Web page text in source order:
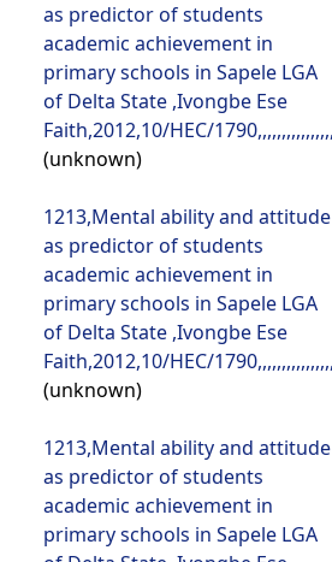
(unknown)
1213,Mental ability and attitude as predictor of students academic achievement in primary schools in Sapele LGA of Delta State ,Ivongbe Ese Faith,2012,10/HEC/1790,,,,,,,,,,,,,,,,,,,,,,,,,,,,,,,,,,,,,,,,,,,,,,,,,,,,,,,,,,,,,,,,,,,,,,,,,,,,,,,,,,,,,,,,,,,,,,,,,,,,,,,,,,,,,,,,,,,,,,,,,,,,,,,,,,,,,,,,,,,,,,,,,,,,,,,,,,,,,,,,,,,,,,,,,,,,,,,,,,,,,,,,,,,,,,,,,,,,,,,,,,,,,,,,,,,,,,,,,,,,,,,,,,,,,,,,,,,,,,,,,,,,,,,,,,,,,,,,,,,,,,,,,,,,,,,,,,,,,,,,,,,,,,,,,,,,,,,,,,,,,,,,,,,,,,,,,,,,,,,,,,,,,,,,,,,,,,,,,,,,,,,,,,,,,,,,,,,,,,,,,,,,,,,,,,,,,,,,,,,,,,,,,,,,,,,,,,,,,,,,,,,,,,,,,,,,,,,,,,,,,,,,,,,,,,,,,,,,,,,,,,,,,,,,,,,,,,,,,,,,,,,,,,,,,,,,,,,,,,,,,,,,,,,,,,,,,,,,,,,,,,,,,,,,,,,,,,,,,,,,,,,,,,,,,,,,,,,,,,,,,,,,,,,,,,,,,,,,,,,,,,,,,,,,,,,,,,,,,,,,,,,,,,,,,,,,,,,,,,,,,,,,,,,,,,,,,,,,,,,,,,,,,,,,,,,,,,,,,,,,,,,,,,,,,,,,,,,,,,,,,,,,,,,,,,,,,,,,,,,,,,,,,,,,,,,,,,,,,,,,,,,,,,,,,,,,,,,,,,,,,,,,,,,,,,,,,,,,,,,,,,,,,,,,,,,,,,,,,,,,,,,,,,,,,,,,,,,,,,,,,,,,,,,,,,,,,,,,,,,,,,,,,,,,,,,,,,,,,,,,,,,,,,,,,,,,,,,,,,,,,,,,,,,,,,,,,,,,,,,,,,,,,,,,,,,,,,,,,,,,,,,,,,,,,,,,,,,,,,,,,,,,,,,,,,,,,,,,,,,,,,,,,,,,,,,,,,,,,,,,,,,,,,,,,,,,,,,,,,,,,,,,,,,,,,,,,,,,,,,,,,,,,,,,,,,,,,,,,,,,,,,,,,,,,,,,,,,,,,,,,,,,,,,,,,,,,,,,,,,,,,,,,,,,,,,,,,,,,,,,,,,,,,,,,,,,,,,,,,,,,,,,,,,,,,,,,,,,,,,,,,,,,,,,,,,,,,,,,,,,,,,,,,,,,,,,,,,,,,,,,,,,,,,,,,,,,,,,,,,,,,,,,,,,,,,,,,,,,,,,,,,,,,,,,,,,,,,,,,,,,,,,,,,,,,,,,,,,,,,,,,,,,,,,,,,,,,,,,,,,,,,,,,,,,,,,,,,,,,,,,,,,,,,,,,,,,,,,,,,,,,,,,,,,,,,,,,,,,,,,,,,,,,,,,,,,,,,,,,,,,,,,,,,,,,,,,,,,,,,,,,,,,,,,,,,,,,,,,,,,,,,,,,,,,,,,,,,,,,,,,,,,,,,,,,,,,,,,,,,,,,,,,,,,,,,,,,,,,,,,,,,,,,,,,,,,,,,,,,,,,,,,,,,,,,,,,,,,,,,,,,,,,,,,,,,,,,,,,,,,,,,,,,,,,,,,,,,,,,,,,,,,,,,,,,,,,,,,,,,,,,,,,,,,,,,,,,,,,,,,,,,,,,,,,,,,,,,,,,,,,,,,,,,,,,,,,,,,,,,,,,,,,,,,,,,,,,,,,,,,,,,,,,,,,,,,,,,,,,,,,,,,,,,,,,,,,,,,,,,,,,,,,,,,,,,,,,,,,,,,,,,,,,,,,,,,,,,,,,,,,,,,,,,,,,,,,,,,,,,,,,,,,,,,,,,,,,,,,,,,,,,,,,,,,,,,,,,,,,,,,,,,,,,,,,,,,,,,,,,,,,,,,,,,,,,,,,,,,,,,,,,,,,,,,,,,,,,,,,,,,,,,,,,,,,,,,,,,,,,,,,,,,,,,,,,,,,,,,,,,,,,,,,,,,,,,,,,,,,,,,,,,,,,,,,,,,,,,,,,,,,,,,,,,,,,,,,,,,,,,,,,,,,,,,,,,,,,,,,,,,,,,,,,,,,,,,,,,,,,,,,,,,,,,,,,,,,,,,,,,,,,,,,,,,,,,,,,,,,,,,,,,,,,,,,,,,,,,,,,,,,,,,,,,,,,,,,,,,,,,,,,,,,,,,,,,,,,,,,,,,,,,,,,,,,,,,,,,,,,,,,,,,,,,,,,,,,,,,,,,,,,,,,,,,,,,,,,,,,,,,,,,,,,,,,,,,,,,,,,,,,,,,,,,,,,,,,,,,,,,,,,,,,,,,,,,,,,,,,,,,,,,,,,,,,,,,,,,,,,,,,,,,,,,,,,,,,,,,,,,,,,,,,,,,,,,,,,,,,,,,,,,,,,,,,,,,,,,,,,,,,,,,,,,,,,,,,,,,,,,,,,,,,,,,,,,,,,,,,,,,,,,,,,,,,,,,,,,,,,,,,,,,,,,,,,,,,,,,,,,,,,,,,,,,,,,,,,,,,,,,,,,,,,,,,,,,,,,,,,,,,,,,,,,,,,,,,,,,,,,,,,,,,,,,,,,,,,,,,,,,,,,,,,,,,,,,,,,,,,,,,,,,,,,,,,,,,,,,,,,,,,,,,,,,,,,,,,,,,,,,,,,,,,,,,,,,,,,,,,,,,,,,,,,,,,,,,,,,,,,,,,,,,,,,,,,,,,,,,,,,,,,,,,,,,,,,,,,,,,,,,,,,,,,,,,,,,,,,,,,,,,,,,,,,,,,,,,,,,,,,,,,,,,,,,,,,,,,,,,,,,,,,,,,,,,,,,,,,,,,,,,,,,,,,,,,,,,,,,,,,,,,,,,,,,,,,,,,,,,,,,,,,,,,,,,,,,,,,,,,,,,,,,,,,,,,,,,,,,,,,,,,,,,,,,,,,,,,,,,,,,,,,,,,,,,,,,,,,,,,,,,,,,,,,,,,,,,,,,,,,,,,,,,,,,,,,,,,,,,,,,,,,,,,,,,,,,,,,,,,,,,,,,,,,,,,,,,,,,,,,,,,,,,,,,,,,,,,,,,,,,,,,,,,,,,,,,,,,,,,,,,,,,,,,,,,,,,,,,,,,,,,,,,,,,,,,,,,,,,,,,,,,,,,,,,,,,,,,,,,,,,,,,,,,,,,,,,,,,,,,,,,,,,,,,,,,,,,,,,,,,,,,,,,,,,,,,,,,,,,,,,,,,,,,,,,,,,,,,,,,,,,,,,,,,,,,,,,,,,,,,,,,,,,,,,,,,,,,,,,,,,,,,,,,,,,,,,,,,,,,,,,,,,,,,,,,,,,,,,,,,,,,,,,,,,,,,,,,,,,,,,,,,,,,,,,,,,,,,,,,,,,,,,,,,,,,,,,,,,,,,,,,,,,,,,,,,,,,,,,,,,,,,,,,,,,,,,,,,,,,,,,,,,,,,,,,,,,,,,,,,,,,,,,,,,,,,,,,,,,,,,,,,,,,,,,,,,,,,,,,,,,,,,,,,,,,,,,,,,,,,,,,,,,,,,,,,,,,,,,,,,,,,,,,,,,,,,,,,,,,,,,,,,,,,,,,,,,,,,,,,,,,,,,,,,,,,,,,,,,,,,,,,,,,,,,,,,,,,,,,,,,,,,,,,,,,,,,,,,,,,,,,,,,,,,,,,,,,,,,,,,,,,,,,,,,,,,,,,,,,,,,,,,,,,,,,,,,,,,,,,,,,,,,,,,,,,,,,,,,,,,,,,,,,,,,,,,,,,,,,,,,,,,,,,,,,,,,,,,,,,,,,,,,,,,,,,,,,,,,,,,,,,,,,,,,,,,,,,,,,,,,,,,,,,,,,,,,,,,,,,,,,,,,,,,,,,,,,,,,,,,,,,,,,,,,,,,,,,,,,,,,,,,,,,,,,,,,,,,,,,,,,,,,,,,,,,,,,,,,,,,,,,,,,,,,,,,,,,,,,,,,,,,,,,,,,,,,,,,,,,,,,,,,,,,,,,,,,,,,,,,,,,,,,,,,,,,,,,,,,,,,,,,,,,,,,,,,,,,,,,,,,,,,,,,,,,,,,,,,,,,,,,,,,,,,,,,,,,,,,,,,,,,,,,,,,,,,,,,,,,,,,,,,,,,,,,,,,,,,,,,,,,,,,,,,,,,,,,,,,,,,,,,,,,,,,,,,,,,,,,,,,,,,,,,,,,,,,,,,,,,,,,,,,,,,,,,,,,,,,,,,,,,,,,,,,,,,,,,,,,,,,,,,,,,,,,,,,,,,,,,,,,,,,,,,,,,,,,,,,,,,,,,,,,,,,,,,,,,,,,,,,,,,,,,,,,,,,,,,,,,,,,,,,,,,,,,,,,,,,,,,,,,,,,,,,,,,,,,,,,,,,,,,,,,,,,,,,,,,,,,,,,,,,,,,,,,,,,,,,,,,,,,,,,,,,,,,,,,,,,,,,,,,,,,,,,,,,,,,,,,,,,,,,,,,,,,,,,,,,,,,,,,,,,,,,,,,,,,,,,,,,,,,,,,,,,,,,,,,,,,,,,,,,,,,,,,,,,,,,,,,,,,,,,,,,,,,,,,,,,,,,,,,,,,,,,,,,,,,,,,,,,,,,,,,,,,,,,,,,,,,,,,,,,,,,,,,,,,,,,,,,,,,,,,,,,,,,,,,,,,,,,,,,,,,,,,,,,,,,,,,,,,,,,,,,,,,,,,,,,,,,,,,,,,,,,,,,,,,,,,,,,,,,,,,,,,,,,,,,,,,,,,,,,,,,,,,,,,,,,,,,,,,,,,,,,,,,,,,,,,,,,,,,,,,,,,,,,,,,,,,,,,,,,,,,,,,,,,,,,,,,,,,,,,,,,,,,,,,,,,,,,,,,,,,,,,,,,,,,,,,,,,,,,,,,,,,,,,,,,,,,,,,,,,,,,,,,,,,,,,,,,,,,,,,,,,,,,,,,,,,,,,,,,,,,,,,,,,,,,,,,,,,,,,,,,,,,,,,,,,,,,,,,,,,,,,,,,,,,,,,,,,,,,,,,,,,,,,,,,,,,,,,,,,,,,,,,,,,,,,,,,,,,,,,,,,,,,,,,,,,,,,,,,,,,,,,,,,,,,,,,,,,,,,,,,,,,,,,,,,,,,,,,,,,,,,,,,,,,,,,,,,,,,,,,,,,,,,,,,,,,,,,,,,,,,,,,,,,,,,,,,,,,,,,,,,,,,,,,,,,,,,,,,,,,,,,,,,,,,,,,,,,,,,,,,,,,,,,,,,,,,,,,,,,,,,,,,,,,,,,,,,,,,,,,,,,,,,,,,,,,,,,,,,,,,,,,,,,,,,,,,,,,,,,,,,,,,,,,,,,,,,,,,,,,,,,,,,,,,,,,,,,,,,,,,,,,,,,,,,,,,,,,,,,,,,,,,,,,,,,,,,,,,,,,,,,,,,,,,,,,,,,,,,,,,,,,,,,,,,,,,,,,,,,,,,,,,,,,,,,,,,,,,,,,,,,,,,,,,,,,,,,,,,,,,,,,,,,,,,,,,,,,,,,,,,,,,,,,,,,,,,,,,,,,,,,,,,,,,,,,,,,,,,,,,,,,,,,,,,,,,,,,,,,,,,,,,,,,,,,,,,,,,,,,,,,,,,,,,,,,,,,,,,,,,,,,,,,,,,,,,,,,,,,,,,,,,,,,,,,,,,,,,,,,,,,,,,,,,,,,,,,,,,,,,,,,,,,,,,,,,,,,,,,,,,,,,,,,,,,,,,,,,,,,,,,,,,,,,,,,,,,,,,,,,,,,,,,,,,,,,,,,,,,,,,,,,,,,,,,,,,,,,,,,,,,,,,,,,,,,,,,,,,,,,,,,,,,,,,,,,,,,,,,,,,,,,,,,,,,,,,,,,,,,,,,,,,,,,,,,,,,,,,,,,,,,,,,,,,,,,,,,,,,,,,,,,,,,,,,,,,,,,,,,,,,,,,,,,,,,,,,,,,,,,,,,,,,,,,,,,,,,,,,,,,,,,,,,,,,,,,,,,,,,,,,,,,,,,,,,,,,,,,,,,,,,,,,,,,,,,,,,,,,,,,,,,,,,,,,,,,,,,,,,,,,,,,,,,,,,,,,,,,,,,,,,,,,,,,,,,,,,,,,,,,,,,,,,,,,,,,,,,,,,,,,,,,,,,,,,,,,,,,,,,,,,,,,,,,,,,,,,,,,,,,,,,,,,,,,,,,,,,,,,,,,,,,,,,,,,,,,,,,,,,,,,,,,,,,,,,,,,,,,,,,,,,,,,,,,,,,,,,,,,,,,,,,,,,,,,,,,,,,,,,,,,,,,,,,,,,,,,,,,,,,,,,,,,,,,,,,,,,,,,,,,,,,,,,,,,,,,,,,,,,,,,,,,,,,,,,,,,,,,,,,,,,,,,,,,,,,,,,,,,,,,,,,,,,,,,,,,,,,,,,,,,,,,,,,,,,,,,,,,,,,,,,,,,,,,,,,,,,,,,,,,,,,,,,,,,,,,,,,,,,,,,,,,,,,,,,,,,,,,,,,,,,,,,,,,,,,,,,,,,,,,,,,,,,,,,,,,,,,,,,,,,,,,,,,,,,,,,,,,,,,,,,,,,,,,,,,,,,,,,,,,,,,,,,,,,,,,,,,,,,,,,,,,,,,,,,,,,,,,,,,,,,,,,,,,,,,,,,,,,,,,,,,,,,,,,,,,,,,,,,,,,,,,,,,,,,,,,,,,,,,,,,,,,,,,,,,,,,,,,,,,,,,,,,,,,,,,,,,,,,,,,,,,,,,,,,,,,,,,,,,,,,,,,,,,,,,,,,,,,,,,,,,,,,,,,,,,,,,,,,,,,,,,,,,,,,,,,,,,,,,,,,,,,,,,,,,,,,,,,,,,,,,,,,,,,,,,,,,,,,,,,,,,,,,,,,,,,,,,,,,,,,,,,,,,,,,,,,,,,,,,,,,,,,,,,,,,,,,,,,,,,,,,,,,,,,,,,,,,,,,,,,,,,,,,,,,,,,,,,,,,,,,,,,,,,,,,,,,,,,,,,,,,,,,,,,,,,,,,,,,,,,,,,,,,,,,,,,,,,,,,,,,,,,,,,,,,,,,,,,,,,,,,,,,,,,,,,,,,,,,,,,,,,,,,,,,,,,,,,,,,,,,,,,,,,,,,,,,,,,,,,,,,,,,,,,,,,,,,,,,,,,,,,,,,,,,,,,,,,,,,,,,,,,,,,,,,,,,,,,,,,,,,,,,,,,,,,,,,,,,,,,,,,,,,,,,,,,,,,,,,,,,,,,,,,,,,,,,,,,,,,,,,,,,,,,,,,,,,,,,,,,,,,,,,,,,,,,,,,,,,,,,,,,,,,,,,,,,,,,,,,,,,,,,,,,,,,,,,,,,,,,,,,,,,,,,,,,,,,,,,,,,,,,,,,,,,,,,,,,,,,,,,,,,,,,,,,,,,,,,,,,,,,,,,,,,,,,,,,,,,,,,,,,,,,,,,,,,,,,,,,,,,,,,,,,,,,,,,,,,,,,,,,,,,,,,,,,,,,,,,,,,,,,,,,,,,,,,,,,,,,,,,,,,,,,,,,,,,,,,,,,,,,,,,,,,,,,,,,,,,,,,,,,,,,,,,,,,,,,,,,,,,,,,,,,,,,,,,,,,,,,,,,,,,,,,,,,,,,,,,,,,,,,,,,,,,,,,,,,,,,,,,,,,,,,,,,,,,,,,,,,,,,,,,,,,,,,,,,,,,,,,,,,,,,,,,,,,,,,,,,,,,,,,,,,,,,,,,,,,,,,,,,,,,,,,,,,,,,,,,,,,,,,,,,,,,,,,,,,,,,,,,,,,,,,,,,,,,,,,,,,,,,,,,,,,,,,,,,,,,,,,,,,,,,,,,,,,,,,,,,,,,,,,,,,,,,,,,,,,,,,,,,,,,,,,,,,,,,,,,,,,,,,,,,,,,,,,,,,,,,,,,,,,,,,,,,,,,,,,,,,,,,,,,,,,,,,,,,,,,,,,,,,,,,,,,,,,,,,,,,,,,,,,,,,,,,,,,,,,,,,,,,,,,,,,,,,,,,,,,,,,,,,,,,,,,,,,,,,,,,,,,,,,,,,,,,,,,,,,,,,,,,,,,,,,,,,,,,,,,,,,,,,,,,,,,,,,,,,,,,,,,,,,,,,,,,,,,,,,,,,,,,,,,,,,,,,,,,,,,,,,,,,,,,,,,,,,,,,,,,,,,,,,,,,,,,,,,,,,,,,,,,,,,,,,,,,,,,,,,,,,,,,,,,,,,,,,,,,,,,,,,,,,,,,,,,,,,,,,,,,,,,,,,,,,,,,,,,,,,,,,,,,,,,,,,,,,,,,,,,,,,,,,,,,,,,,,,,,,,,,,,,,,,,,,,,,,,,,,,,,,,,,,,,,,,,,,,,,,,,,,,,,,,,,,,,,,,,,,,,,,,,,,,,,,,,,,,,,,,,,,,,,,,,,,,,,,,,,,,,,,,,,,,,,,,,,,,,,,,,,,,,,,,,,,,,,,,,,,,,,,,,,,,,,,,,,,,,,,,,,,,,,,,,,,,,,,,,,,,,,,,,,,,,,,,,,,,,,,,,,,,,,,,,,,,,,,,,,,,,,,,,,,,,,,,,,,,,,,,,,,,,,,,,,,,,,,,,,,,,,,,,,,,,,,,,,,,,,,,,,,,,,,,,,,,,,,,,,,,,,,,,,,,,,,,,,,,,,,,,,,,,,,,,,,,,,,,,,,,,,,,,,,,,,,,,,,,,,,,,,,,,,,,,,,,,,,,,,,,,,,,,,,,,,,,,,,,,,,,,,,,,,,,,,,,,,,,,,,,,,,,,,,,,,,,,,,,,,,,,,,,,,,,,,,,,,,,,,,,,,,,,,,,,,,,,,,,,,,,,,,,,,,,,,,,,,,,,,,,,,,,,,,,,,,,,,,,,,,,,,,,,,,,,,,,,,,,,,,,,,,,,,,,,,,,,,,,,,,,,,,,,,,,,,,,,,,,,,,,,,,,,,,,,,,,,,,,,,,,,,,,,,,,,,,,,,,,,,,,,,,,,,,,,,,,,,,,,,,,,,,,,,,,,,,,,,,,,,,,,,,,,,,,,,,,,,,,,,,,,,,,,,,,,,,,,,,,,,,,,,,,,,,,,,,,,,,,,,,,,,,,,,,,,,,,,,,,,,,,,,,,,,,,,,,,,,,,,,,,,,,,,,,,,,,,,,,,,,,,,,,,,,,,,,,,,,,,,,,,,,,,,,,,,,,,,,,,,,,,,,,,,,,,,,,,,,,,,,,,,,,,,,,,,,,,,,,,,,,,,,,,,,,,,,,,,,,,,,,,,,,,,,,,,,,,,,,,,,,,,,,,,,,,,,,,,,,,,,,,,,,,,,,,,,,,,,,,,,,,,,,,,,,,,,,,,,,,,,,,,,,,,,,,,,,,,,,,,,,,,,,,,,,,,,,,,,,,,,,,,,,,,,,,,,,,,,,,,,,,,,,,,,,,,,,,,,,,,,,,,,,,,,,,,,,,,,,,,,,,,,,,,,,,,,,,,,,,,,,,,,,,,,,,,,,,,,,,,,,,,,,,,,,,,,,,,,,,,,,,,,,,,,,,,,,,,,,,,,,,,,,,,,,,,,,,,,,,,,,,,,,,,,,,,,,,,,,,,,,,,,,,,,,,,,,,,,,,,,,,,,,,,,,,,,,,,,,,,,,,,,,,,,,,,,,,,,,,,,,,,,,,,,,,,,,,,,,,,,,,,,,,,,,,,,,,,,,,,,,,,,,,,,,,,,,,,,,,,,,,,,,,,,,,,,,,,,,,,,,,,,,,,,,,,,,,,,,,,,,,,,,,,,,,,,,,,,,,,,,,,,,,,,,,,,,,,,,,,,,,,,,,,,,,,,,,,,,,,,,,,,,,,,,,,,,,,,,,,,,,,,,,,,,,,,,,,,,,,,,,,,,,,,,,,,,,,,,,,,,,,,,,,,,,,,,,,,,,,,,,,,,,,,,,,,,,,,,,,,,,,,,,,,,,,,,,,,,,,,,,,,,,,,,,,,,,,,,,,,,,,,,,,,,,,,,,,,,,,,,,,,,,,,,,,,,,,,,,,,,,,,,,,,,,,,,,,,,,,,,,,,,,,,,,,,,,,,,,,,,,,,,,,,,,,,,,,,,,,,,,,,,,,,,,,,,,,,,,,,,,,,,,,,,,,,,,,,,,,,,,,,,,,,,,,,,,,,,,,,,,,,,,,,,,,,,,,,,,,,,,,,,,,,,,,,,,,,,,,,,,,,,,,,,,,,,,,,,,,,,,,,,,,,,,,,,,,,,,,,,,,,,,,,,,,,,,,,,,,,,,,,,,,,,,,,,,,,,,,,,,,,,,,,,,,,,,,,,,,,,,,,,,,,,,,,,,,,,,,,,,,,,,,,,,,,,,,,,,,,,,,,,,,,,,,,,,,,,,,,,,,,,,,,,,,,,,,,,,,,,,,,,,,,,,,,,,,,,,,,,,,,,,,,,,,,,,,,,,,,,,,,,,,,,,,,,,,,,,,,,,,,,,,,,,,,,,,,,,,,,,,,,,,,,,,,,,,,,,,,,,,,,,,,,,,,,,,,,,,,,,,,,,,,,,,,,,,,,,,,,,,,,,,,,,,,,,,,,,,,,,,,,,,,,,,,,,,,,,,,,,,,,,,,,,,,,,,,,,,,,,,,,,,,,,,,,,,,,,,,,,,,,,,,,,,,,,,,,,,,,,,,
(unknown)
1213,Mental ability and attitude as predictor of students academic achievement in primary schools in Sapele LGA of Delta State ,Ivongbe Ese Faith,2012,10/HEC/1790,,,,,,,,,,,,,,,,,,,,,,,,,,,,,,,,,,,,,,,,,,,,,,,,,,,,,,,,,,,,,,,,,,,,,,,,,,,,,,,,,,,,,,,,,,,,,,,,,,,,,,,,,,,,,,,,,,,,,,,,,,,,,,,,,,,,,,,,,,,,,,,,,,,,,,,,,,,,,,,,,,,,,,,,,,,,,,,,,,,,,,,,,,,,,,,,,,,,,,,,,,,,,,,,,,,,,,,,,,,,,,,,,,,,,,,,,,,,,,,,,,,,,,,,,,,,,,,,,,,,,,,,,,,,,,,,,,,,,,,,,,,,,,,,,,,,,,,,,,,,,,,,,,,,,,,,,,,,,,,,,,,,,,,,,,,,,,,,,,,,,,,,,,,,,,,,,,,,,,,,,,,,,,,,,,,,,,,,,,,,,,,,,,,,,,,,,,,,,,,,,,,,,,,,,,,,,,,,,,,,,,,,,,,,,,,,,,,,,,,,,,,,,,,,,,,,,,,,,,,,,,,,,,,,,,,,,,,,,,,,,,,,,,,,,,,,,,,,,,,,,,,,,,,,,,,,,,,,,,,,,,,,,,,,,,,,,,,,,,,,,,,,,,,,,,,,,,,,,,,,,,,,,,,,,,,,,,,,,,,,,,,,,,,,,,,,,,,,,,,,,,,,,,,,,,,,,,,,,,,,,,,,,,,,,,,,,,,,,,,,,,,,,,,,,,,,,,,,,,,,,,,,,,,,,,,,,,,,,,,,,,,,,,,,,,,,,,,,,,,,,,,,,,,,,,,,,,,,,,,,,,,,,,,,,,,,,,,,,,,,,,,,,,,,,,,,,,,,,,,,,,,,,,,,,,,,,,,,,,,,,,,,,,,,,,,,,,,,,,,,,,,,,,,,,,,,,,,,,,,,,,,,,,,,,,,,,,,,,,,,,,,,,,,,,,,,,,,,,,,,,,,,,,,,,,,,,,,,,,,,,,,,,,,,,,,,,,,,,,,,,,,,,,,,,,,,,,,,,,,,,,,,,,,,,,,,,,,,,,,,,,,,,,,,,,,,,,,,,,,,,,,,,,,,,,,,,,,,,,,,,,,,,,,,,,,,,,,,,,,,,,,,,,,,,,,,,,,,,,,,,,,,,,,,,,,,,,,,,,,,,,,,,,,,,,,,,,,,,,,,,,,,,,,,,,,,,,,,,,,,,,,,,,,,,,,,,,,,,,,,,,,,,,,,,,,,,,,,,,,,,,,,,,,,,,,,,,,,,,,,,,,,,,,,,,,,,,,,,,,,,,,,,,,,,,,,,,,,,,,,,,,,,,,,,,,,,,,,,,,,,,,,,,,,,,,,,,,,,,,,,,,,,,,,,,,,,,,,,,,,,,,,,,,,,,,,,,,,,,,,,,,,,,,,,,,,,,,,,,,,,,,,,,,,,,,,,,,,,,,,,,,,,,,,,,,,,,,,,,,,,,,,,,,,,,,,,,,,,,,,,,,,,,,,,,,,,,,,,,,,,,,,,,,,,,,,,,,,,,,,,,,,,,,,,,,,,,,,,,,,,,,,,,,,,,,,,,,,,,,,,,,,,,,,,,,,,,,,,,,,,,,,,,,,,,,,,,,,,,,,,,,,,,,,,,,,,,,,,,,,,,,,,,,,,,,,,,,,,,,,,,,,,,,,,,,,,,,,,,,,,,,,,,,,,,,,,,,,,,,,,,,,,,,,,,,,,,,,,,,,,,,,,,,,,,,,,,,,,,,,,,,,,,,,,,,,,,,,,,,,,,,,,,,,,,,,,,,,,,,,,,,,,,,,,,,,,,,,,,,,,,,,,,,,,,,,,,,,,,,,,,,,,,,,,,,,,,,,,,,,,,,,,,,,,,,,,,,,,,,,,,,,,,,,,,,,,,,,,,,,,,,,,,,,,,,,,,,,,,,,,,,,,,,,,,,,,,,,,,,,,,,,,,,,,,,,,,,,,,,,,,,,,,,,,,,,,,,,,,,,,,,,,,,,,,,,,,,,,,,,,,,,,,,,,,,,,,,,,,,,,,,,,,,,,,,,,,,,,,,,,,,,,,,,,,,,,,,,,,,,,,,,,,,,,,,,,,,,,,,,,,,,,,,,,,,,,,,,,,,,,,,,,,,,,,,,,,,,,,,,,,,,,,,,,,,,,,,,,,,,,,,,,,,,,,,,,,,,,,,,,,,,,,,,,,,,,,,,,,,,,,,,,,,,,,,,,,,,,,,,,,,,,,,,,,,,,,,,,,,,,,,,,,,,,,,,,,,,,,,,,,,,,,,,,,,,,,,,,,,,,,,,,,,,,,,,,,,,,,,,,,,,,,,,,,,,,,,,,,,,,,,,,,,,,,,,,,,,,,,,,,,,,,,,,,,,,,,,,,,,,,,,,,,,,,,,,,,,,,,,,,,,,,,,,,,,,,,,,,,,,,,,,,,,,,,,,,,,,,,,,,,,,,,,,,,,,,,,,,,,,,,,,,,,,,,,,,,,,,,,,,,,,,,,,,,,,,,,,,,,,,,,,,,,,,,,,,,,,,,,,,,,,,,,,,,,,,,,,,,,,,,,,,,,,,,,,,,,,,,,,,,,,,,,,,,,,,,,,,,,,,,,,,,,,,,,,,,,,,,,,,,,,,,,,,,,,,,,,,,,,,,,,,,,,,,,,,,,,,,,,,,,,,,,,,,,,,,,,,,,,,,,,,,,,,,,,,,,,,,,,,,,,,,,,,,,,,,,,,,,,,,,,,,,,,,,,,,,,,,,,,,,,,,,,,,,,,,,,,,,,,,,,,,,,,,,,,,,,,,,,,,,,,,,,,,,,,,,,,,,,,,,,,,,,,,,,,,,,,,,,,,,,,,,,,,,,,,,,,,,,,,,,,,,,,,,,,,,,,,,,,,,,,,,,,,,,,,,,,,,,,,,,,,,,,,,,,,,,,,,,,,,,,,,,,,,,,,,,,,,,,,,,,,,,,,,,,,,,,,,,,,,,,,,,,,,,,,,,,,,,,,,,,,,,,,,,,,,,,,,,,,,,,,,,,,,,,,,,,,,,,,,,,,,,,,,,,,,,,,,,,,,,,,,,,,,,,,,,,,,,,,,,,,,,,,,,,,,,,,,,,,,,,,,,,,,,,,,,,,,,,,,,,,,,,,,,,,,,,,,,,,,,,,,,,,,,,,,,,,,,,,,,,,,,,,,,,,,,,,,,,,,,,,,,,,,,,,,,,,,,,,,,,,,,,,,,,,,,,,,,,,,,,,,,,,,,,,,,,,,,,,,,,,,,,,,,,,,,,,,,,,,,,,,,,,,,,,,,,,,,,,,,,,,,,,,,,,,,,,,,,,,,,,,,,,,,,,,,,,,,,,,,,,,,,,,,,,,,,,,,,,,,,,,,,,,,,,,,,,,,,,,,,,,,,,,,,,,,,,,,,,,,,,,,,,,,,,,,,,,,,,,,,,,,,,,,,,,,,,,,,,,,,,,,,,,,,,,,,,,,,,,,,,,,,,,,,,,,,,,,,,,,,,,,,,,,,,,,,,,,,,,,,,,,,,,,,,,,,,,,,,,,,,,,,,,,,,,,,,,,,,,,,,,,,,,,,,,,,,,,,,,,,,,,,,,,,,,,,,,,,,,,,,,,,,,,,,,,,,,,,,,,,,,,,,,,,,,,,,,,,,,,,,,,,,,,,,,,,,,,,,,,,,,,,,,,,,,,,,,,,,,,,,,,,,,,,,,,,,,,,,,,,,,,,,,,,,,,,,,,,,,,,,,,,,,,,,,,,,,,,,,,,,,,,,,,,,,,,,,,,,,,,,,,,,,,,,,,,,,,,,,,,,,,,,,,,,,,,,,,,,,,,,,,,,,,,,,,,,,,,,,,,,,,,,,,,,,,,,,,,,,,,,,,,,,,,,,,,,,,,,,,,,,,,,,,,,,,,,,,,,,,,,,,,,,,,,,,,,,,,,,,,,,,,,,,,,,,,,,,,,,,,,,,,,,,,,,,,,,,,,,,,,,,,,,,,,,,,,,,,,,,,,,,,,,,,,,,,,,,,,,,,,,,,,,,,,,,,,,,,,,,,,,,,,,,,,,,,,,,,,,,,,,,,,,,,,,,,,,,,,,,,,,,,,,,,,,,,,,,,,,,,,,,,,,,,,,,,,,,,,,,,,,,,,,,,,,,,,,,,,,,,,,,,,,,,,,,,,,,,,,,,,,,,,,,,,,,,,,,,,,,,,,,,,,,,,,,,,,,,,,,,,,,,,,,,,,,,,,,,,,,,,,,,,,,,,,,,,,,,,,,,,,,,,,,,,,,,,,,,,,,,,,,,,,,,,,,,,,,,,,,,,,,,,,,,,,,,,,,,,,,,,,,,,,,,,,,,,,,,,,,,,,,,,,,,,,,,,,,,,,,,,,,,,,,,,,,,,,,,,,,,,,,,,,,,,,,,,,,,,,,,,,,,,,,,,,,,,,,,,,,,,,,,,,,,,,,,,,,,,,,,,,,,,,,,,,,,,,,,,,,,,,,,,,,,,,,,,,,,,,,,,,,,,,,,,,,,,,,,,,,,,,,,,,,,,,,,,,,,,,,,,,,,,,,,,,,,,,,,,,,,,,,,,,,,,,,,,,,,,,,,,,,,,,,,,,,,,,,,,,,,,,,,,,,,,,,,,,,,,,,,,,,,,,,,,,,,,,,,,,,,,,,,,,,,,,,,,,,,,,,,,,,,,,,,,,,,,,,,,,,,,,,,,,,,,,,,,,,,,,,,,,,,,,,,,,,,,,,,,,,,,,,,,,,,,,,,,,,,,,,,,,,,,,,,,,,,,,,,,,,,,,,,,,,,,,,,,,,,,,,,,,,,,,,,,,,,,,,,,,,,,,,,,,,,,,,,,,,,,,,,,,,,,,,,,,,,,,,,,,,,,,,,,,,,,,,,,,,,,,,,,,,,,,,,,,,,,,,,,,,,,,,,,,,,,,,,,,,,,,,,,,,,,,,,,,,,,,,,,,,,,,,,,,,,,,,,,,,,,,,,,,,,,,,,,,,,,,,,,,,,,,,,,,,,,,,,,,,,,,,,,,,,,,,,,,,,,,,,,,,,,,,,,,,,,,,,,,,,,,,,,,,,,,,,,,,,,,,,,,,,,,,,,,,,,,,,,,,,,,,,,,,,,,,,,,,,,,,,,,,,,,,,,,,,,,,,,,,,,,,,,,,,,,,,,,,,,,,,,,,,,,,,,,,,,,,,,,,,,,,,,,,,,,,,,,,,,,,,,,,,,,,,,,,,,,,,,,,,,,,,,,,,,,,,,,,,,,,,,,,,,,,,,,,,,,,,,,,,,,,,,,,,,,,,,,,,,,,,,,,,,,,,,,,,,,,,,,,,,,,,,,,,,,,,,,,,,,,,,,,,,,,,,,,,,,,,,,,,,,,,,,,,,,,,,,,,,,,,,,,,,,,,,,,,,,,,,,,,,,,,,,,,,,,,,,,,,,,,,,,,,,,,,,,,,,,,,,,,,,,,,,,,,,,,,,,,,,,,,,,,,,,,,,,,,,,,,,,,,,,,,,,,,,,,,,,,,,,,,,,,,,,,,,,,,,,,,,,,,,,,,,,,,,,,,,,,,,,,,,,,,,,,,,,,,,,,,,,,,,,,,,,,,,,,,,,,,,,,,,,,,,,,,,,,,,,,,,,,,,,,,,,,,,,,,,,,,,,,,,,,,,,,,,,,,,,,,,,,,,,,,,,,,,,,,,,,,,,,,,,,,,,,,,,,,,,,,,,,,,,,,,,,,,,,,,,,,,,,,,,,,,,,,,,,,,,,,,,,,,,,,,,,,,,,,,,,,,,,,,,,,,,,,,,,,,,,,,,,,,,,,,,,,,,,,,,,,,,,,,,,,,,,,,,,,,,,,,,,,,,,,,,,,,,,,,,,,,,,,,,,,,,,,,,,,,,,,,,,,,,,,,,,,,,,,,,,,,,,,,,,,,,,,,,,,,,,,,,,,,,,,,,,,,,,,,,,,,,,,,,,,,,,,,,,,,,,,,,,,,,,,,,,,,,,,,,,,,,,,,,,,,,,,,,,,,,,,,,,,,,,,,,,,,,,,,,,,,,,,,,,,,,,,,,,,,,,,,,,,,,,,,,,,,,,,,,,,,,,,,,,,,,,,,,,,,,,,,,,,,,,,,,,,,,,,,,,,,,,,,,,,,,,,,,,,,,,,,,,,,,,,,,,,,,,,,,,,,,,,,,,,,,,,,,,,,,,,,,,,,,,,,,,,,,,,,,,,,,,,,,,,,,,,,,,,,,,,,,,,,,,,,,,,,,,,,,,,,,,,,,,,,,,,,,,,,,,,,,,,,,,,,,,,,,,,,,,,,,,,,,,,,,,,,,,,,,,,,,,,,,,,,,,,,,,,,,,,,,,,,,,,,,,,,,,,,,,,,,,,,,,,,,,,,,,,,,,,,,,,,,,,,,,,,,,,,,,,,,,,,,,,,,,,,,,,,,,,,,,,,,,,,,,,,,,,,,,,,,,,,,,,,,,,,,,,,,,,,,,,,,,,,,,,,,,,,,,,,,,,,,,,,,,,,,,,,,,,,,,,,,,,,,,,,,,,,,,,,,,,,,,,,,,,,,,,,,,,,,,,,,,,,,,,,,,,,,,,,,,,,,,,,,,,,,,,,,,,,,,,,,,,,,,,,,,,,,,,,,,,,,,,,,,,,,,,,,,,,,,,,,,,,,,,,,,,,,,,,,,,,,,,,,,,,,,,,,,,,,,,,,,,,,,,,,,,,,,,,,,,,,,,,,,,,,,,,,,,,,,,,,,,,,,,,,,,,,,,,,,,,,,,,,,,,,,,,,,,,,,,,,,,,,,,,,,,,,,,,,,,,,,,,,,,,,,,,,,,,,,,,,,,,,,,,,,,,,,,,,,,,,,,,,,,,,,,,,,,,,,,,,,,,,,,,,,,,,,,,,,,,,,,,,,,,,,,,,,,,,,,,,,,,,,,,,,,,,,,,,,,,,,,,,,,,,,,,,,,,,,,,,,,,,,,,,,,,,,,,,,,,,,,,,,,,,,,,,,,,,,,,,,,,,,,,,,,,,,,,,,,,,,,,,,,,,,,,,,,,,,,,,,,,,,,,,,,,,,,,,,,,,,,,,,,,,,,,,,,,,,,,,,,,,,,,,,,,,,,,,,,,,,,,,,,,,,,,,,,,,,,,,,,,,,,,,,,,,,,,,,,,,,,,,,,,,,,,,,,,,,,,,,,,,,,,,,,,,,,,,,,,,,,,,,,,,,,,,,,,,,,,,,,,,,,,,,,,,,,,,,,,,,,,,,,,,,,,,,,,,,,,,,,,,,,,,,,,,,,,,,,,,,,,,,,,,,,,,,,,,,,,,,,,,,,,,,,,,,,,,,,,,,,,,,,,,,,,,,,,,,,,,,,,,,,,,,,,,,,,,,,,,,,,,,,,,,,,,,,,,,,,,,,,,,,,,,,,,,,,,,,,,,,,,,,,,,,,,,,,,,,,,,,,,,,,,,,,,,,,,,,,,,,,,,,,,,,,,,,,,,,,,,,,,,,,,,,,,,,,,,,,,,,,,,,,,,,,,,,,,,,,,,,,,,,,,,,,,,,,,,,,,,,,,,,,,,,,,,,,,,,,,,,,,,,,,,,,,,,,,,,,,,,,,,,,,,,,,,,,,,,,,,,,,,,,,,,,,,,,,,,,,,,,,,,,,,,,,,,,,,,,,,,,,,,,,,,,,,,,,,,,,,,,,,,,,,,,,,,,,,,,,,,,,,,,,,,,,,,,,,,,,,,,,,,,,,,,,,,,,,,,,,,,,,,,,,,,,,,,,,,,,,,,,,,,,,,,,,,,,,,,,,,,,,,,,,,,,,,,,,,,,,,,,,,,,,,,,,,,,,,,,,,,,,,,,,,,,,,,,,,,,,,,,,,,,,,,,,,,,,,,,,,,,,,,,,,,,,,,,,,,,,,,,,,,,,,,,,,,,,,,,,,,,,,,,,,,,,,,,,,,,,,,,,,,,,,,,,,,,,,,,,,,,,,,,,,,,,,,,,,,,,,,,,,,,,,,,,,,,,,,,,,,,,,,,,,,,,,,,,,,,,,,,,,,,,,,,,,,,,,,,,,,,,,,,,,,,,,,,,,,,,,,,,,,,,,,,,,,,,,,,,,,,,,,,,,,,,,,,,,,,,,,,,,,,,,,,,,,,,,,,,,,,,,,,,,,,,,,,,,,,,,,,,,,,,,,,,,,,,,,,,,,,,,,,,,,,,,,,,,,,,,,,,,,,,,,,,,,,,,,,,,,,,,,,,,,,,,,,,,,,,,,,,,,,,,,,,,,,,,,,,,,,,,,,,,,,,,,,,,,,,,,,,,,,,,,,,,,,,,,,,,,,,,,,,,,,,,,,,,,,,,,,,,,,,,,,,,,,,,,,,,,,,,,,,,,,,,,,,,,,,,,,,,,,,,,,,,,,,,,,,,,,,,,,,,,,,,,,,,,,,,,,,,,,,,,,,,,,,,,,,,,,,,,,,,,,,,,,,,,,,,,,,,,,,,,,,,,,,,,,,,,,,,,,,,,,,,,,,,,,,,,,,,,,,,,,,,,,,,,,,,,,,,,,,,,,,,,,,,,,,,,,,,,,,,,,,,,,,,,,,,,,,,,,,,,,,,,,,,,,,,,,,,,,,,,,,,,,,,,,,,,,,,,,,,,,,,,,,,,,,,,,,,,,,,,,,,,,,,,,,,,,,,,,,,,,,,,,,,,,,,,,,,,,,,,,,,,,,,,,,,,,,,,,,,,,,,,,,,,,,,,,,,,,,,,,,,,,,,,,,,,,,,,,,,,,,,,,,,,,,,,,,,,,,,,,,,,,,,,,,,,,,,,,,,,,,,,,,,,,,,,,,,,,,,,,,,,,,,,,,,,,,,,,,,,,,,,,,,,,,,,,,,,,,,,,,,,,,,,,,,,,,,,,,,,,,,,,,,,,,,,,,,,,,,,,,,,,,,,,,,,,,,,,,,,,,,,,,,,,,,,,,,,,,,,,,,,,,,,,,,,,,,,,,,,,,,,,,,,,,,,,,,,,,,,,,,,,,,,,,,,,,,,,,,,,,,,,,,,,,,,,,,,,,,,,,,,,,,,,,,,,,,,,,,,,,,,,,,,,,,,,,,,,,,,,,,,,,,,,,,,,,,,,,,,,,,,,,,,,,,,,,,,,,,,,,,,,,,,,,,,,,,,,,,,,,,,,,,,,,,,,,,,,,,,,,,,,,,,,,,,,,,,,,,,,,,,,,,,,,,,,,,,,,,,,,,,,,,,,,,,,,,,,,,,,,,,,,,,,,,,,,,,,,,,,,,,,,,,,,,,,,,,,,,,,,,,,,,,,,,,,,,,,,,,,,,,,,,,,,,,,,,,,,,,,,,,,,,,,,,,,,,,,,,,,,,,,,,,,,,,,,,,,,,,,,,,,,,,,,,,,,,,,,,,,,,,,,,,,,,,,,,,,,,,,,,,,,,,,,,,,,,,,,,,,,,,,,,,,,,,,,,,,,,,,,,,,,,,,,,,,,,,,,,,,,,,,,,,,,,,,,,,,,,,,,,,,,,,,,,,,,,,,,,,,,,,,,,,,,,,,,,,,,,,,,,,,,,,,,,,,,,,,,,,,,,,,,,,,,,,,,,,,,,,,,,,,,,,,,,,,,,,,,,,,,,,,,,,,,,,,,,,,,,,,,,,,,,,,,,,,,,,,,,,,,,,,,,,,,,,,,,,,,,,,,,,,,,,,,,,,,,,,,,,,,,,,,,,,,,,,,,,,,,,,,,,,,,,,,,,,,,,,,,,,,,,,,,,,,,,,,,,,,,,,,,,,,,,,,,,,,,,,,,,,,,,,,,,,,,,,,,,,,,,,,,,,,,,,,,,,,,,,,,,,,,,,,,,,,,,,,,,,,,,,,,,,,,,,,,,,,,,,,,,,,,,,,,,,,,,,,,,,,,,,,,,,,,,,,,,,,,,,,,,,,,,,,,,,,,,,,,,,,,,,,,,,,,,,,,,,,,,,,,,,,,,,,,,,,,,,,,,,,,,,,,,,,,,,,,,,,,,,,,,,,,,,,,,,,,,,,,,,,,,,,,,,,,,,,,,,,,,,,,,,,,,,,,,,,,,,,,,,,,,,,,,,,,,,,,,,,,,,,,,,,,,,,,,,,,,,,,,,,,,,,,,,,,,,,,,,,,,,,,,,,,,,,,,,,,,,,,,,,,,,,,,,,,,,,,,,,,,,,,,,,,,,,,,,,,,,,,,,,,,,,,,,,,,,,,,,,,,,,,,,,,,,,,,,,,,,,,,,,,,,,,,,,,,,,,,,,,,,,,,,,,,,,,,,,,,,,,,,,,,,,,,,,,,,,,,,,,,,,,,,,,,,,,,,,,,,,,,,,,,,,,,,,,,,,,,,,,,,,,,,,,,,,,,,,,,,,,,,,,,,,,,,,,,,,,,,,,,,,,,,,,,,,,,,,,,,,,,,,,,,,,,,,,,,,,,,,,,,,,,,,,,,,,,,,,,,,,,,,,,,,,,,,,,,,,,,,,,,,,,,,,,,,,,,,,,,,,,,,,,,,,,,,,,,,,,,,,,,,,,,,,,,,,,,,,,,,,,,,,,,,,,,,,,,,,,,,,,,,,,,,,,,,,,,,,,,,,,,,,,,,,,,,,,,,,,,,,,,,,,,,,,,,,,,,,,,,,,,,,,,,,,,,,,,,,,,,,,,,,,,,,,,,,,,,,,,,,,,,,,,,,,,,,,,,,,,,,,,,,,,,,,,,,,,,,,,,,,,,,,,,,,,,,,,,,,,,,,,,,,,,